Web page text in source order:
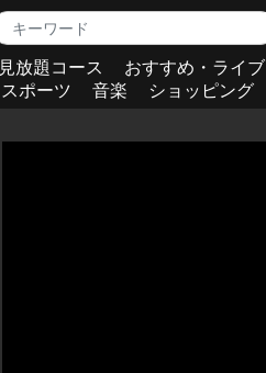
見放題コース おすすめ・ライブ
スポーツ
音楽 ショッピング